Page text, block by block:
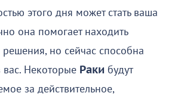
этого дня может стать ваша
она помогает находить
решения, но сейчас способна
вас. Некоторые Раки будут
за действительное,